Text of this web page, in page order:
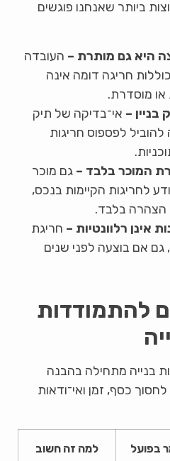
ביותר שאנחנו פוגשים
היא גם מותרת – העובדה
חריגה דומה אינה
או מוסדרת.
בניין – אי־בדיקה של תיק
להוביל לפספוס חריגות
המוכר בלבד – גם מוכר
לחריגות הקיימות בנכס,
הצהרה בלבד.
אינן רלוונטיות – חריגת
גם אם בוצעה לפני שנים
להתמודדות
בנייה מתחילה בהבנה
כסף, זמן ואי־ודאות
בפועל למה זה חשוב